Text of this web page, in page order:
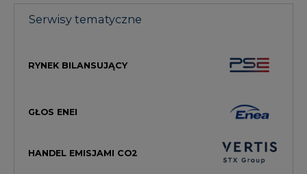
Serwisy tematyczne
RYNEK BILANSUJĄCY
GŁOS ENEI
HANDEL EMISJAMI CO2